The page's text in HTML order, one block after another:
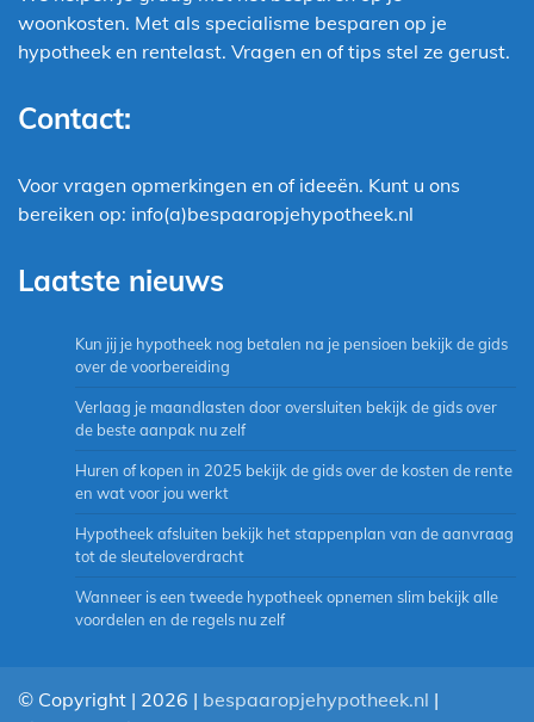
woonkosten. Met als specialisme besparen op je
hypotheek en rentelast. Vragen en of tips stel ze gerust.
Contact:
Voor vragen opmerkingen en of ideeën. Kunt u ons
bereiken op: info(a)bespaaropjehypotheek.nl
Laatste nieuws
Kun jij je hypotheek nog betalen na je pensioen bekijk de gids
over de voorbereiding
Verlaag je maandlasten door oversluiten bekijk de gids over
de beste aanpak nu zelf
Huren of kopen in 2025 bekijk de gids over de kosten de rente
en wat voor jou werkt
Hypotheek afsluiten bekijk het stappenplan van de aanvraag
tot de sleuteloverdracht
Wanneer is een tweede hypotheek opnemen slim bekijk alle
voordelen en de regels nu zelf
© Copyright | 2026 | bespaaropjehypotheek.nl |